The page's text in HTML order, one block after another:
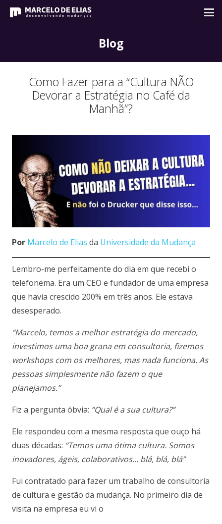
Blog
Como Fazer para a “Cultura NÃO
Devorar a Estratégia no Café da
Manhã”?
Por Marcelo de Elias da Universidade da Mudança
Lembro-me perfeitamente do dia em que recebi o
telefonema. Era um CEO e fundador de uma empresa
que havia crescido 200% em três anos. Ele estava
desesperado.
“Marcelo, temos a melhor estratégia do mercado,
investimos uma boa grana em consultoria, fizemos
workshops com os melhores, mas nada funciona. As
pessoas simplesmente não fazem o que
planejamos.”
Fiz a pergunta óbvia: “Qual é a sua cultura?”
Ele respondeu com a mesma resposta que ouço há
duas décadas: “Temos uma ótima cultura. Somos
inovadores, ágeis, colaborativos… blá, blá, blá”
Fui contratado para fazer um trabalho de consultoria
de cultura e gestão da mudança. No primeiro dia de
visita na empresa eu vi o